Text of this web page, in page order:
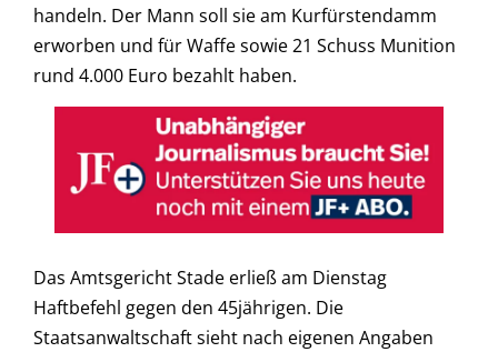
handeln. Der Mann soll sie am Kurfürstendamm
erworben und für Waffe sowie 21 Schuss Munition
rund 4.000 Euro bezahlt haben.
Das Amtsgericht Stade erließ am Dienstag
Haftbefehl gegen den 45jährigen. Die
Staatsanwaltschaft sieht nach eigenen Angaben